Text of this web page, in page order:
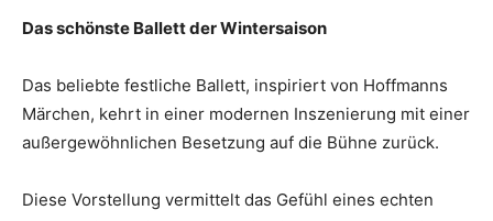
Das schönste Ballett der Wintersaison
Das beliebte festliche Ballett, inspiriert von Hoffmanns
Märchen, kehrt in einer modernen Inszenierung mit einer
außergewöhnlichen Besetzung auf die Bühne zurück.
Diese Vorstellung vermittelt das Gefühl eines echten